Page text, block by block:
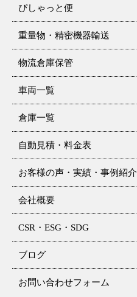
ぴしゃっと便
重量物・精密機器輸送
物流倉庫保管
車両一覧
倉庫一覧
自動見積・料金表
お客様の声・実績・事例紹介
会社概要
CSR・ESG・SDG
ブログ
お問い合わせフォーム